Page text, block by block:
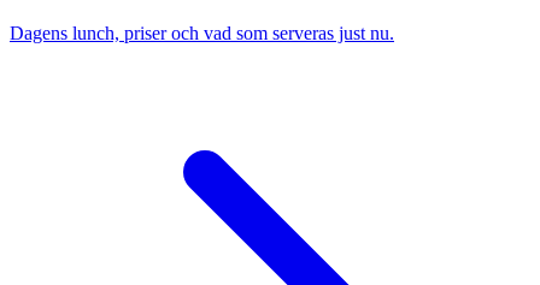
Dagens lunch, priser och vad som serveras just nu.